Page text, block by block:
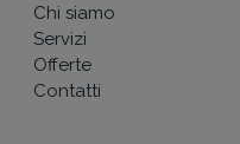
Chi siamo
Servizi
Offerte
Contatti